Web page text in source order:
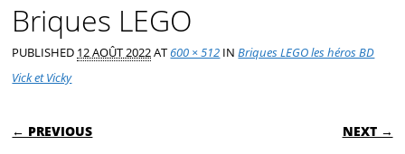
Briques LEGO
PUBLISHED 12 AOÛT 2022AT600 × 512 INBriques LEGO les héros BD
Vick et Vicky
← PREVIOUS NEXT →